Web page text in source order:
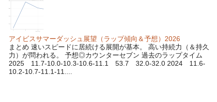
アイビスサマーダッシュ展望（ラップ傾向＆予想）2026
まとめ 速いスピードに居続ける展開が基本。 高い持続力（＆持久
力）が問われる。 予想◎カウンターセブン 過去のラップタイム
2025 11.7-10.0-10.3-10.6-11.1 53.7 32.0-32.0 2024 11.6-
10.2-10.7-11.1-11....